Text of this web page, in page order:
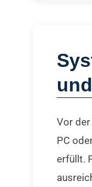
Vor
PC
erfüllt.